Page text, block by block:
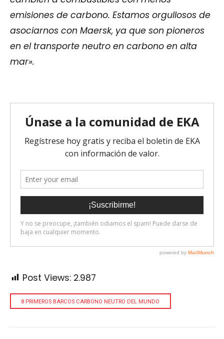
emisiones de carbono. Estamos orgullosos de
asociarnos con Maersk, ya que son pioneros
en el transporte neutro en carbono en alta
mar».
Post Views: 2.987
8 PRIMEROS BARCOS CARBONO NEUTRO DEL MUNDO